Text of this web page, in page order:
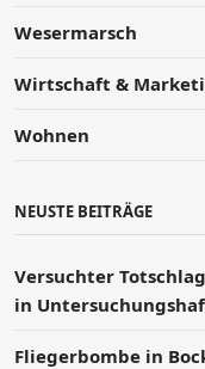
Wesermarsch
Wirtschaft &
Wohnen
NEUSTE BEITRÄGE
Versucht­er
in
Fliegerbombe in